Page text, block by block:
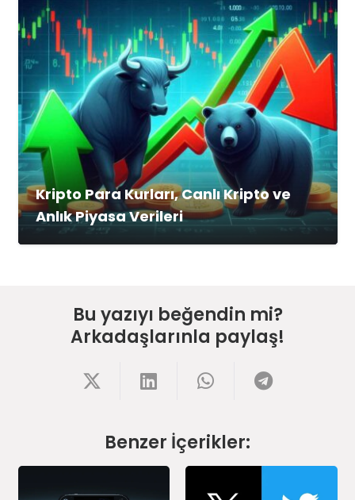
Kripto Para Kurları, Canlı Kripto ve
Anlık Piyasa Verileri
Bu yazıyı beğendin mi?
Arkadaşlarınla paylaş!
Benzer İçerikler: